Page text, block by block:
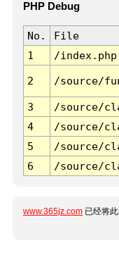
PHP Debug
No. File
1
/index.php
2 /source/
3 /source/
4
/source/
5
/source/
6
/source/
www.365jz.com 已经将